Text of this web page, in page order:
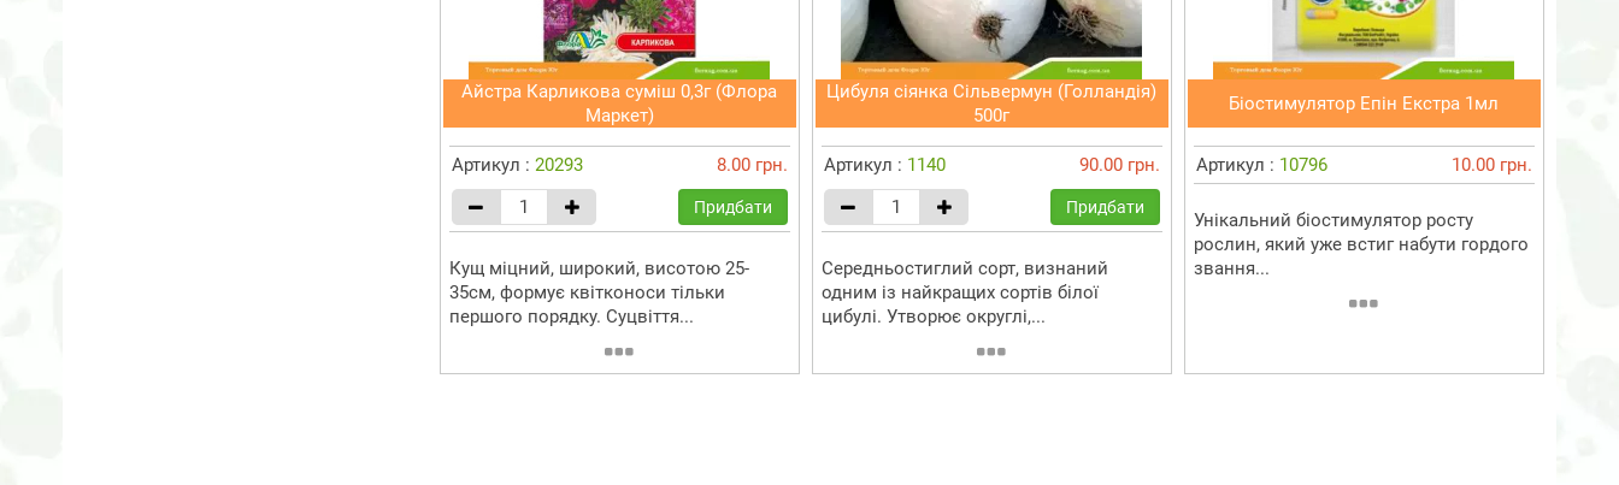
Айстра Карликова суміш 0,3г (Флора
Маркет)
Артикул : 20293 8.00 грн.
Придбати
Кущ міцний, широкий, висотою 25-
35см, формує квітконоси тільки
першого порядку. Суцвіття...
Цибуля сіянка Сільвермун (Голландія)
500г
Артикул : 1140 90.00 грн.
Придбати
Середньостиглий сорт, визнаний
одним із найкращих сортів білої
цибулі. Утворює округлі,...
Біостимулятор Епін Екстра 1мл
Артикул : 10796 10.00 грн.
Унікальний біостимулятор росту
рослин, який уже встиг набути гордого
звання...